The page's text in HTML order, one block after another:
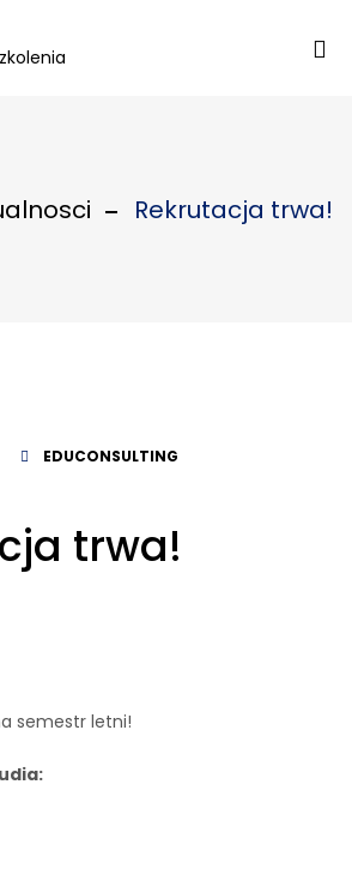
Rekrutacja trwa!
EDUCONSULTING
trwa!
semestr letni!